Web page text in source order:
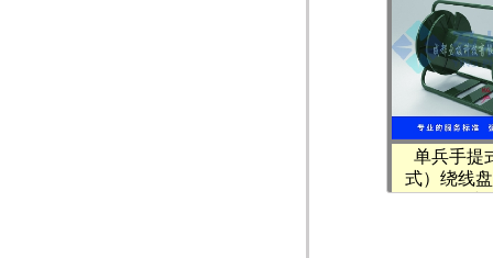
单兵手提
式）绕线